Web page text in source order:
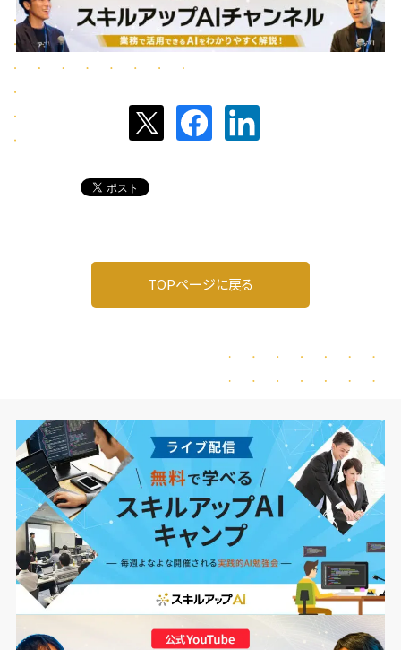
TOPページに戻る